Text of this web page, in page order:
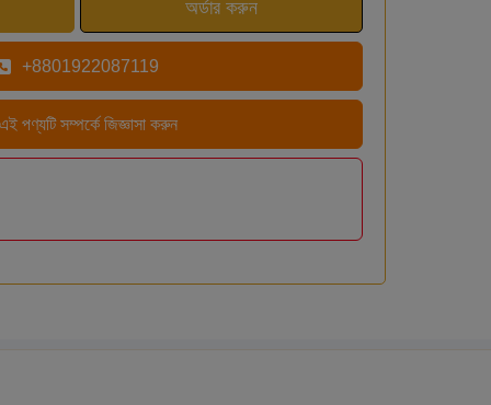
+8801922087119
পণ্যটি সম্পর্কে জিজ্ঞাসা করুন